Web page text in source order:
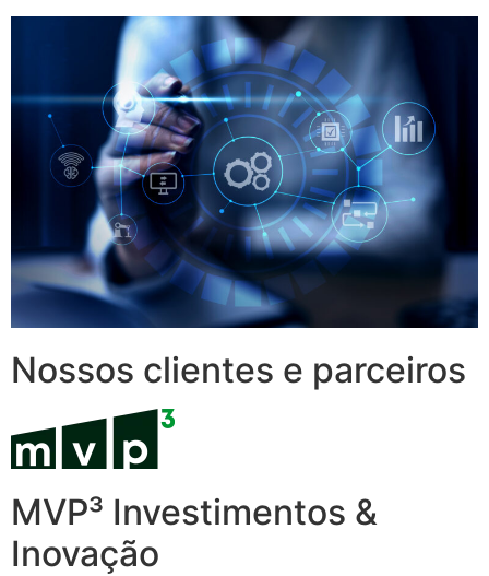
Nossos clientes e parceiros
MVP³ Investimentos &
Inovação